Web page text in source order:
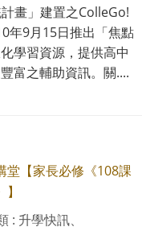
畫」建置之ColleGo!
9月15日推出「焦點
學習資源，提供高中
富之輔助資訊。關....
堂【家長必修《108課
: 升學快訊、